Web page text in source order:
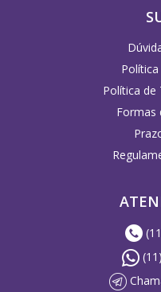
Política de
Formas